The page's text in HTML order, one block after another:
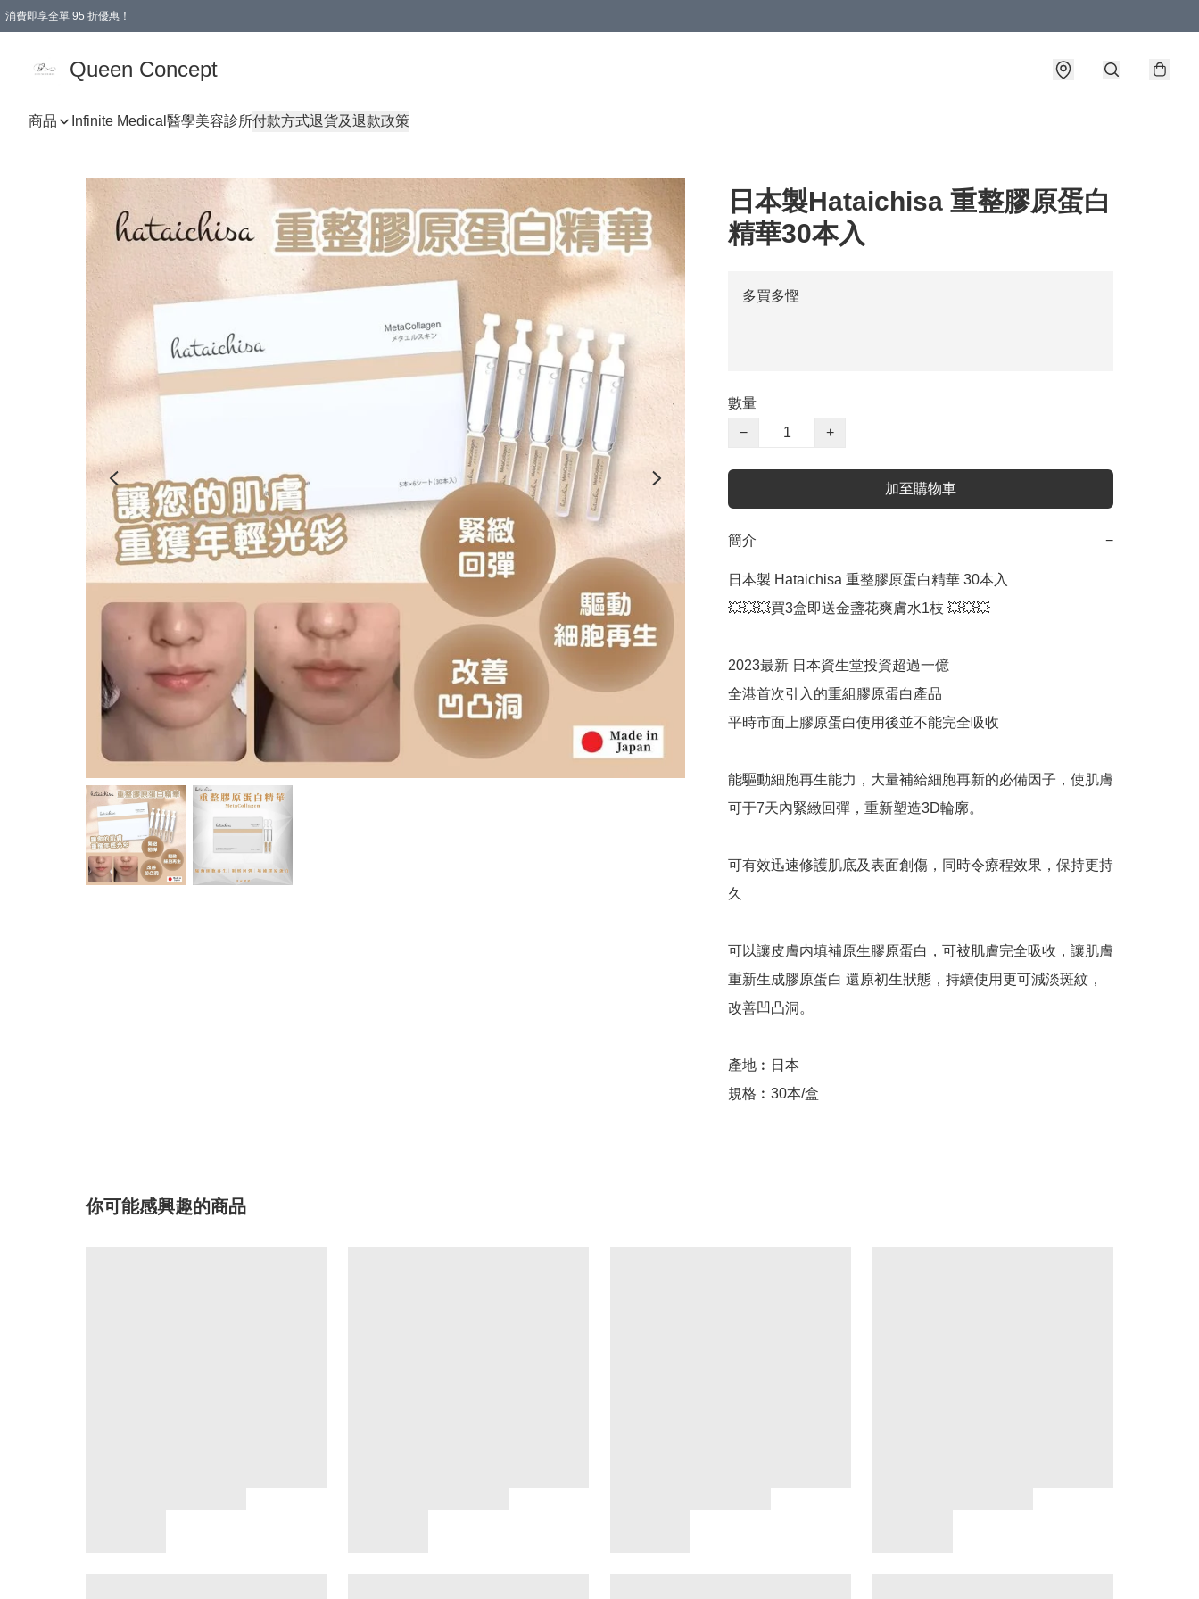
消費即享全單 95 折優惠！
Queen Concept
商品 Infinite Medical醫學美容診所付款方式退貨及退款政策
日本製Hataichisa 重整膠原蛋白
精華30本入
多買多慳
數量
−
+
加至購物車
簡介 −
日本製 Hataichisa 重整膠原蛋白精華 30本入
💥💥💥買3盒即送金盞花爽膚水1枝 💥💥💥
2023最新 日本資生堂投資超過一億
全港首次引入的重組膠原蛋白產品
平時市面上膠原蛋白使用後並不能完全吸收
能驅動細胞再生能力，大量補給細胞再新的必備因子，使肌膚
可于7天內緊緻回彈，重新塑造3D輪廓。
可有效迅速修護肌底及表面創傷，同時令療程效果，保持更持
久
可以讓皮膚内填補原生膠原蛋白，可被肌膚完全吸收，讓肌膚
重新生成膠原蛋白 還原初生狀態，持續使用更可減淡斑紋，
改善凹凸洞。
產地︰日本
你可能感興趣的商品